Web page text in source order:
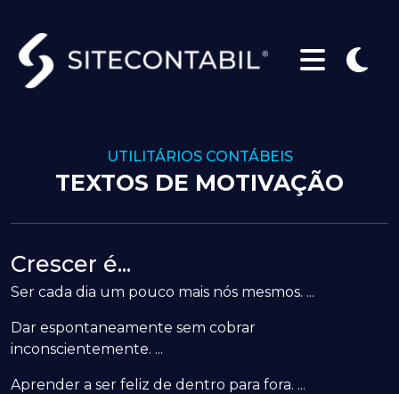
UTILITÁRIOS CONTÁBEIS
TEXTOS DE MOTIVAÇÃO
Crescer é...
Ser cada dia um pouco mais nós mesmos. ...
Dar espontaneamente sem cobrar
inconscientemente. ...
Aprender a ser feliz de dentro para fora. ...